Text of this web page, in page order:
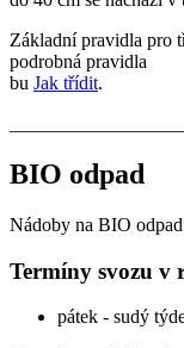
Zá­klad­ní pra­vid­la pro
po­drob­ná pra­vi­d­la
bu Jak tří­dit.
BIO odpad
Nádoby na BIO
Termíny svozu v
pátek - sudý